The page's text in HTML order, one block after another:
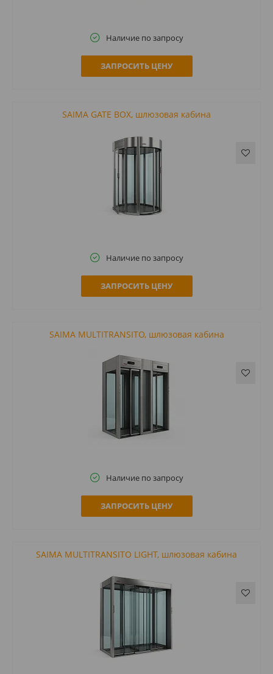
Наличие по запросу
ЗАПРОСИТЬ ЦЕНУ
SAIMA GATE BOX, шлюзовая кабина
Наличие по запросу
ЗАПРОСИТЬ ЦЕНУ
SAIMA MULTITRANSITO, шлюзовая кабина
Наличие по запросу
ЗАПРОСИТЬ ЦЕНУ
SAIMA MULTITRANSITO LIGHT, шлюзовая кабина